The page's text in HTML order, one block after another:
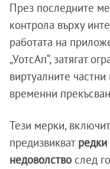
През последните
контрола върху
работата на
„УотсАп“, затягат
виртуалните
временни
Тези мерки,
предизвикват
недоволство след